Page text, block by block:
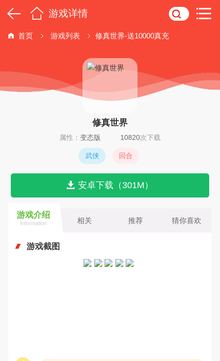
游戏详情
首页 游戏列表 修真世界-送10000真充
修真世界
属性： 变态版 10820次下载
武侠 回合
安卓下载（301M）
游戏介绍
Information 相关 推荐 猜你喜欢
游戏截图